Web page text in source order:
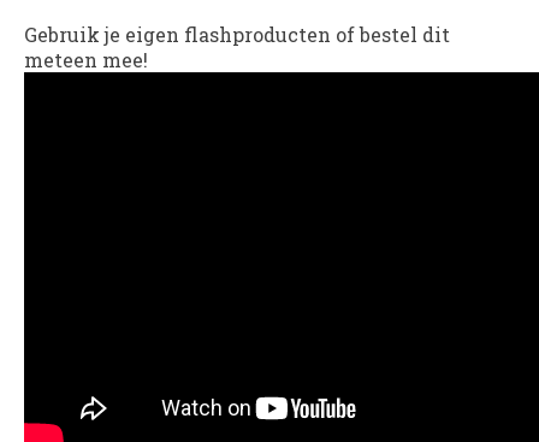
Gebruik je eigen flashproducten of bestel dit
meteen mee!